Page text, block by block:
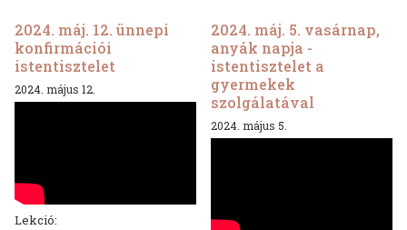
2024. máj. 12. ünnepi
konfirmációi
istentisztelet
2024. május 12.
Lekció:
2024. máj. 5. vasárnap,
anyák napja -
istentisztelet a
gyermekek
szolgálatával
2024. május 5.